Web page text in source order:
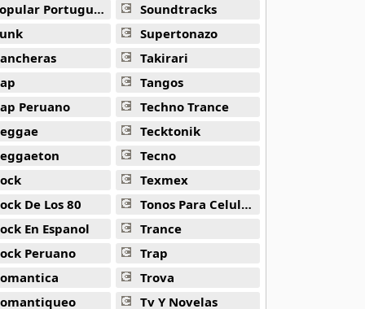
Portuguesa
Peruano
De Los 80
En Espanol
Peruano
Soundtracks
Supertonazo
Takirari
Tangos
Techno Trance
Tecktonik
Tecno
Texmex
Tonos Para Celulares
Trance
Trap
Trova
Tv Y Novelas